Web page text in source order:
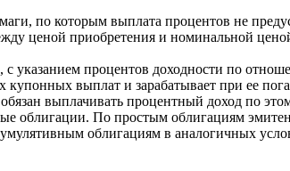
по которым выплата процентов не
ценой приобретения и номинальной
процентов доходности по
купонных выплат и зарабатывает при ее
выплачивать процентный доход по
облигации. По простым облигациям
облигациям в аналогичных